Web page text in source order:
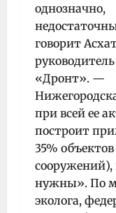
однозначно,
говорит
«Дронт». —
при всей ее
построит
35%
сооружений),
нужны». По
эколога,